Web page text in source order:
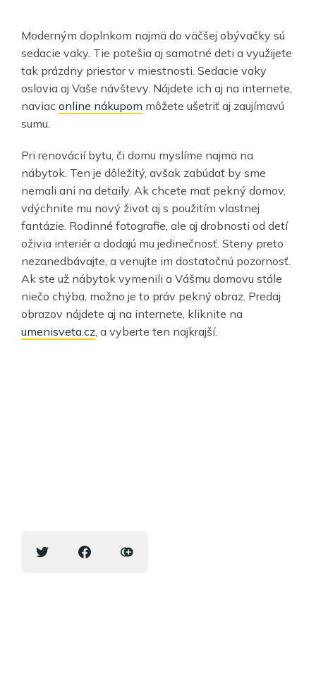
Moderným doplnkom najmä do väčšej obývačky sú
sedacie vaky. Tie potešia aj samotné deti a využijete
tak prázdny priestor v miestnosti. Sedacie vaky
oslovia aj Vaše návštevy. Nájdete ich aj na internete,
naviac online nákupom môžete ušetriť aj zaujímavú
sumu.
Pri renovácií bytu, či domu myslíme najmä na
nábytok. Ten je dôležitý, avšak zabúdať by sme
nemali ani na detaily. Ak chcete mať pekný domov,
vdýchnite mu nový život aj s použitím vlastnej
fantázie. Rodinné fotografie, ale aj drobnosti od detí
oživia interiér a dodajú mu jedinečnosť. Steny preto
nezanedbávajte, a venujte im dostatočnú pozornosť.
Ak ste už nábytok vymenili a Vášmu domovu stále
niečo chýba, možno je to práv pekný obraz. Predaj
obrazov nájdete aj na internete, kliknite na
umenisveta.cz , a vyberte ten najkrajší.